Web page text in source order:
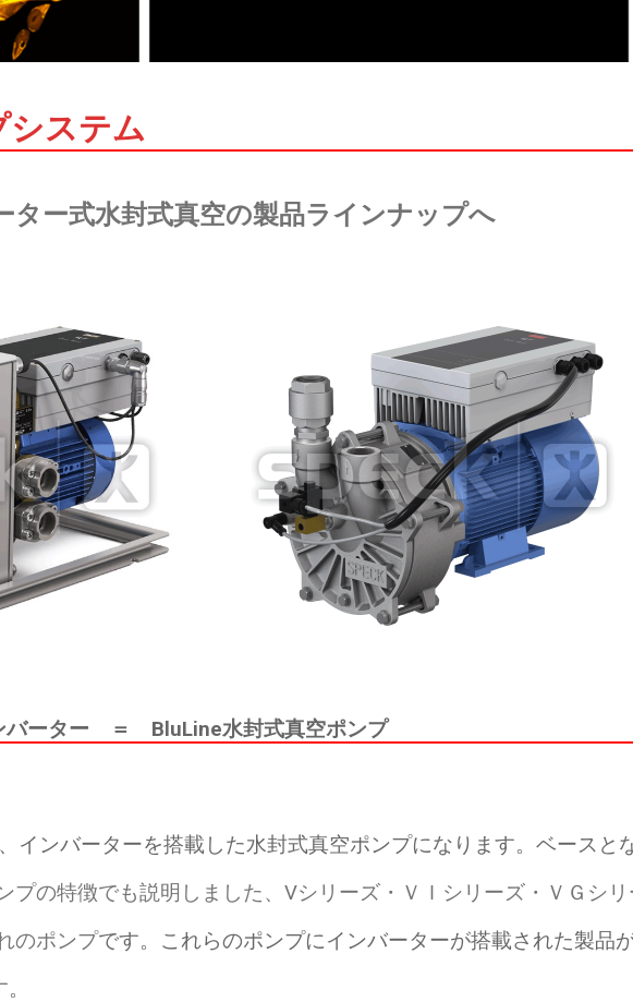
システム
ー式水封式真空の製品ラインナップへ
ーター ＝ BluLine水封式真空ポンプ
インバーターを搭載した水封式真空ポンプになります。ベースと
プの特徴でも説明しました、Vシリーズ・ＶＩシリーズ・ＶＧシリ
のポンプです。これらのポンプにインバーターが搭載された製品